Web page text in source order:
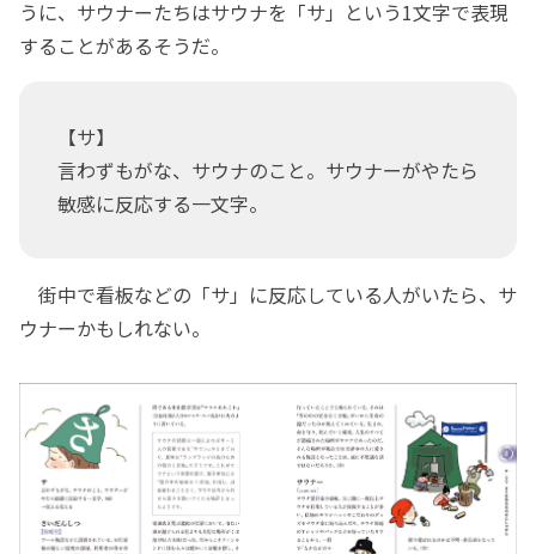
うに、サウナーたちはサウナを「サ」という1文字で表現
することがあるそうだ。
【サ】
言わずもがな、サウナのこと。サウナーがやたら
敏感に反応する一文字。
街中で看板などの「サ」に反応している人がいたら、サ
ウナーかもしれない。